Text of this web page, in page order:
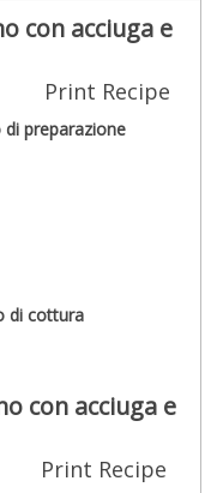
con acciuga e
Print Recipe
di preparazione
di cottura
con acciuga e
Print Recipe